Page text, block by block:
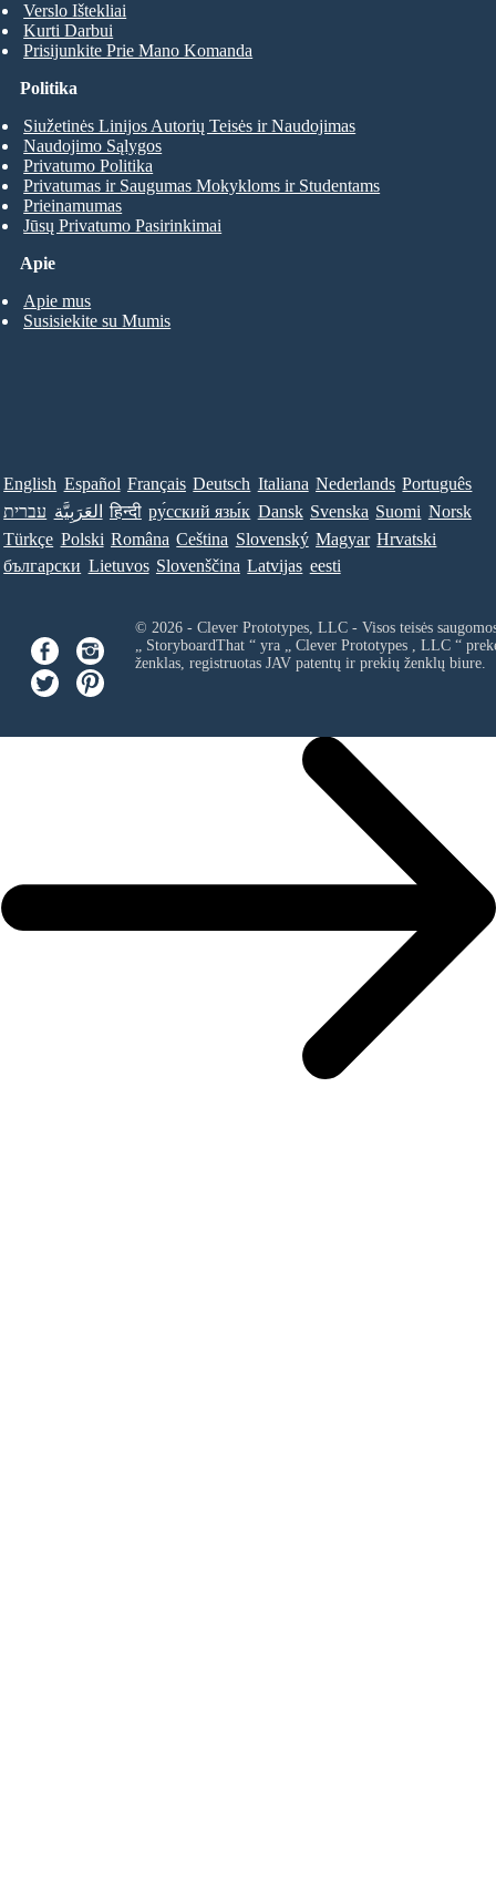
Verslo Ištekliai
Kurti Darbui
Prisijunkite Prie Mano Komanda
Apie
Apie mus
Susisiekite su Mumis
Politika
Siužetinės Linijos Autorių Teisės ir Naudojimas
Naudojimo Sąlygos
Privatumo Politika
Privatumas ir Saugumas Mokykloms ir Studentams
Prieinamumas
Jūsų Privatumo Pasirinkimai
English Español Français Deutsch Italiana Nederlands Português
עברית العَرَبِيَّة हिन्दी ру́сский язы́к Dansk Svenska Suomi Norsk
Türkçe Polski Româna Ceština Slovenský Magyar Hrvatski
български Lietuvos Slovenščina Latvijas eesti
© 2026 - Clever Prototypes, LLC - Visos teisės
„ StoryboardThat “ yra „ Clever Prototypes , LLC“
ženklas, registruotas JAV patentų ir prekių ženklų biure.